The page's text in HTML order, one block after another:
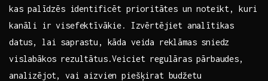
⁤kas⁢ palīdzēs ​identificēt prioritātes ‍un noteikt, kuri
‌kanāli ir visefektīvākie. ⁤Izvērtējiet analītikas‍
datus, lai saprastu, ​kāda veida reklāmas ⁢sniedz
vislabākos rezultātus.Veiciet regulāras ⁢pārbaudes,
‌analizējot, vai aizvien piešķirat budžetu